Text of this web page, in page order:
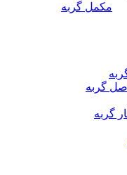
مکمل گربه
گربه
گربه